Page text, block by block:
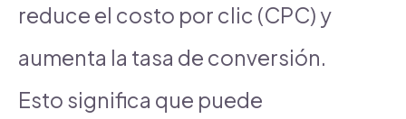
reduce el costo por clic (CPC) y
aumenta la tasa de conversión.
Esto significa que puede